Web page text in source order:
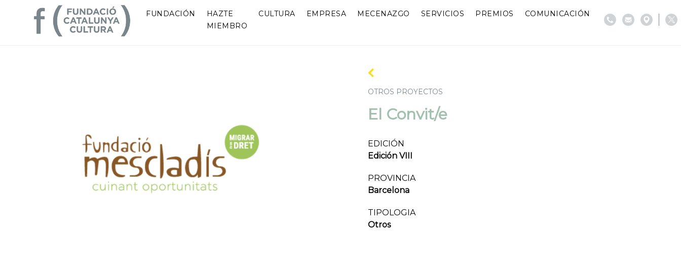
FUNDACIÓN
HAZTE
MIEMBRO
CULTURA EMPRESA MECENAZGO SERVICIOS PREMIOS COMUNICACIÓN
OTROS PROYECTOS
El Convit/e
EDICIÓN
Edición VIII
PROVINCIA
Barcelona
TIPOLOGIA
Otros